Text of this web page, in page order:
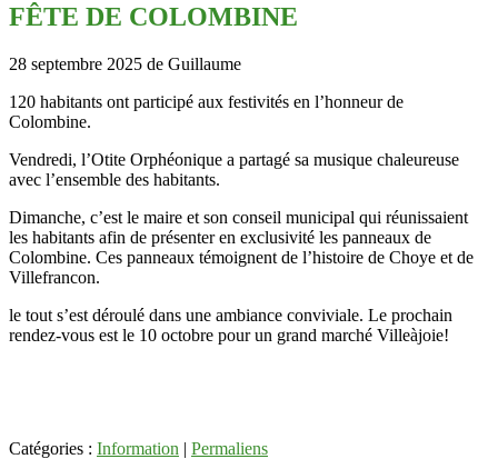
FÊTE DE COLOMBINE
28 septembre 2025 de Guillaume
120 habitants ont participé aux festivités en l’honneur de
Colombine.
Vendredi, l’Otite Orphéonique a partagé sa musique chaleureuse
avec l’ensemble des habitants.
Dimanche, c’est le maire et son conseil municipal qui réunissaient
les habitants afin de présenter en exclusivité les panneaux de
Colombine. Ces panneaux témoignent de l’histoire de Choye et de
Villefrancon.
le tout s’est déroulé dans une ambiance conviviale. Le prochain
rendez-vous est le 10 octobre pour un grand marché Villeàjoie!
Catégories : Information | Permaliens